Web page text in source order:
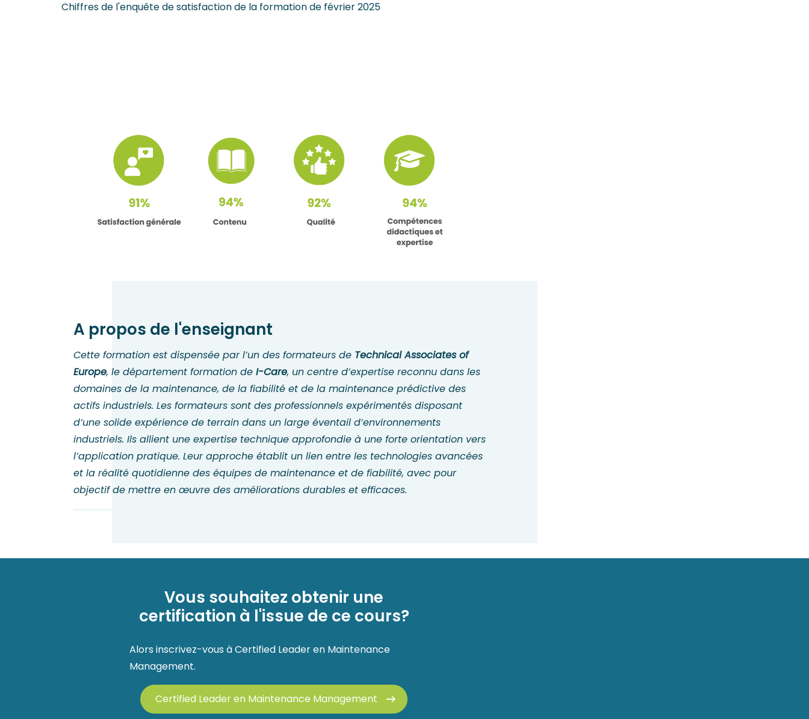
Chiffres de l'enquête de satisfaction de la formation de février 2025
A propos de l'enseignant
Cette formation est dispensée par l’un des formateurs de Technical Associates of
Europe, le département formation de I-Care, un centre d’expertise reconnu dans les
domaines de la maintenance, de la fiabilité et de la maintenance prédictive des
actifs industriels. Les formateurs sont des professionnels expérimentés disposant
d’une solide expérience de terrain dans un large éventail d’environnements
industriels. Ils allient une expertise technique approfondie à une forte orientation vers
l’application pratique. Leur approche établit un lien entre les technologies avancées
et la réalité quotidienne des équipes de maintenance et de fiabilité, avec pour
objectif de mettre en œuvre des améliorations durables et efficaces.
Vous souhaitez obtenir une
certification à l'issue de ce cours?
Alors inscrivez-vous à Certified Leader en Maintenance
Management.
Certified Leader en Maintenance Management